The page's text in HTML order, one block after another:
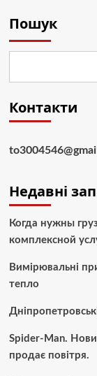
Пошук
Контакти
Недавні
Когда нужны
комплексной
Вимірювальні
тепло
Spider-Man.
продає повітря.